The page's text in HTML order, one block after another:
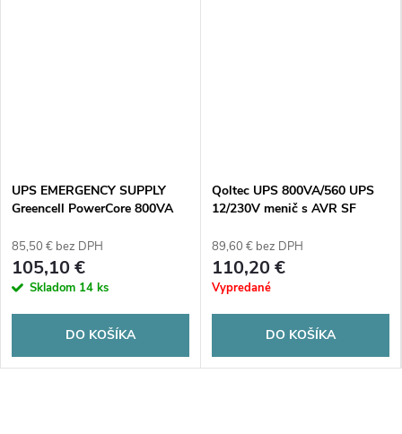
UPS EMERGENCY SUPPLY
Greencell PowerCore 800VA
85,50 € bez DPH
105,10 €
Skladom 14 ks
DO KOŠÍKA
Qoltec UPS 800VA/560 UPS
12/230V menič s AVR SF
89,60 € bez DPH
110,20 €
Vypredané
DO KOŠÍKA